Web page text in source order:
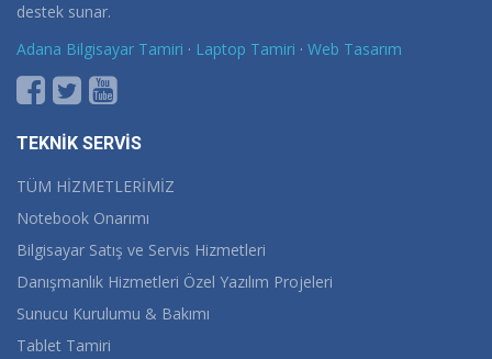
destek sunar.
Adana Bilgisayar Tamiri · Laptop Tamiri · Web Tasarım
TEKNİK SERVİS
TÜM HİZMETLERİMİZ
Notebook Onarımı
Bilgisayar Satış ve Servis Hizmetleri
Danışmanlık Hizmetleri Özel Yazılım Projeleri
Sunucu Kurulumu & Bakımı
Tablet Tamiri